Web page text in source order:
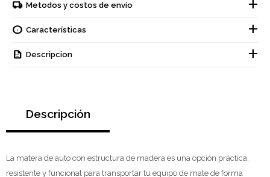
Metodos y costos de envío
Características
Descripcion
Descripción
La matera de auto con estructura de madera es una opción práctica,
resistente y funcional para transportar tu equipo de mate de forma